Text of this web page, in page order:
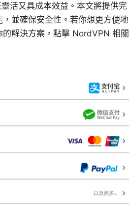
活又具成本效益。本文將提供完
並確保安全性。若你想更方便地
解決方案，點擊 NordVPN 相關